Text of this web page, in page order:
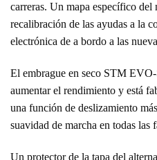
carreras. Un mapa específico del
recalibración de las ayudas a la
electrónica de a bordo a las
El embrague en seco STM
aumentar el rendimiento y está
una función de deslizamiento
suavidad de marcha en todas las
Un protector de la tapa del